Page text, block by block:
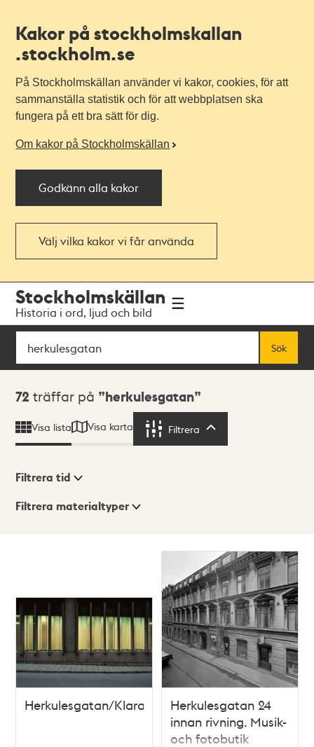
Kakor på stockholmskallan
.stockholm.se
På Stockholmskällan använder vi kakor, cookies, för att
sammanställa statistik och för att webbplatsen ska
fungera på ett bra sätt för dig.
Om kakor på Stockholmskällan
Godkänn alla kakor
Välj vilka kakor vi får använda
navigationen
huvudinnehållet
Stockholmskällan
Historia i ord, ljud och bild
Sök
Sök
Sökresultat
72 träffar på herkulesgatan
Visa lista Visa karta Filtrera
Visningsläge
Filtrera tid
Filtrera materialtyper
Herkulesgatan/KlaratunnelnHerkulesgatan 24
innan rivning. Musik-
och fotobutik